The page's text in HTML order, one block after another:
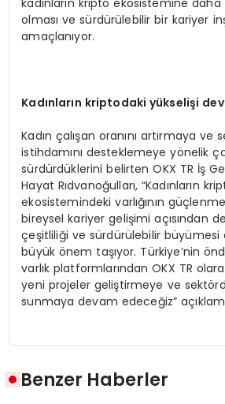
kadınların kripto ekosistemine
olması ve sürdürülebilir bir kariyer
amaçlanıyor.
Kadınların kriptodaki yükselişi
Kadın çalışan oranını artırmaya ve
istihdamını desteklemeye yönelik
sürdürdüklerini belirten OKX TR İş
Hayat Rıdvanoğulları, “Kadınların
ekosistemindeki varlığının
bireysel kariyer gelişimi açısından
çeşitliliği ve sürdürülebilir büyümesi
büyük önem taşıyor. Türkiye’nin
varlık platformlarından OKX TR
yeni projeler geliştirmeye ve
sunmaya devam edeceğiz”
Benzer Haberler